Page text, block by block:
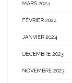
MARS 2024
FÉVRIER 2024
JANVIER 2024
DÉCEMBRE 2023
NOVEMBRE 2023